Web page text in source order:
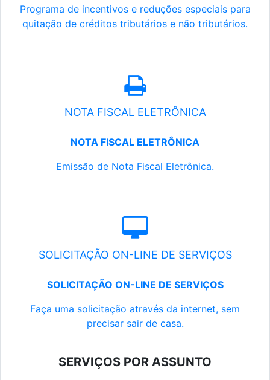
Programa de incentivos e reduções especiais para
quitação de créditos tributários e não tributários.
NOTA FISCAL ELETRÔNICA
NOTA FISCAL ELETRÔNICA
Emissão de Nota Fiscal Eletrônica.
SOLICITAÇÃO ON-LINE DE SERVIÇOS
SOLICITAÇÃO ON-LINE DE SERVIÇOS
Faça uma solicitação através da internet, sem
precisar sair de casa.
SERVIÇOS POR ASSUNTO